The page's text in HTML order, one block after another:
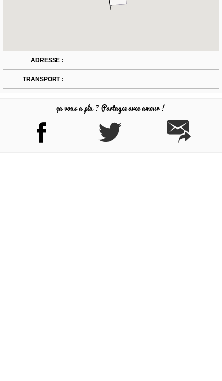
ADRESSE :
TRANSPORT :
ça vous a plu ? Partagez avec amour !